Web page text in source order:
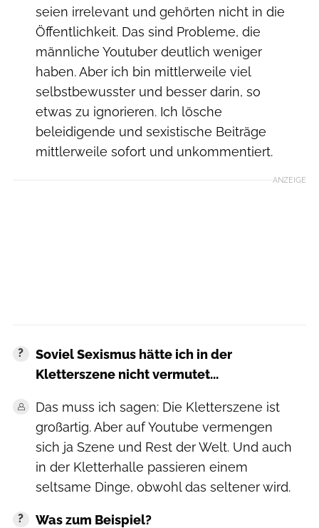
seien irrelevant und gehörten nicht in die
Öffentlichkeit. Das sind Probleme, die
männliche Youtuber deutlich weniger
haben. Aber ich bin mittlerweile viel
selbstbewusster und besser darin, so
etwas zu ignorieren. Ich lösche
beleidigende und sexistische Beiträge
mittlerweile sofort und unkommentiert.
ANZEIGE
Soviel Sexismus hätte ich in der
Kletterszene nicht vermutet...
Das muss ich sagen: Die Kletterszene ist
großartig. Aber auf Youtube vermengen
sich ja Szene und Rest der Welt. Und auch
in der Kletterhalle passieren einem
seltsame Dinge, obwohl das seltener wird.
Was zum Beispiel?